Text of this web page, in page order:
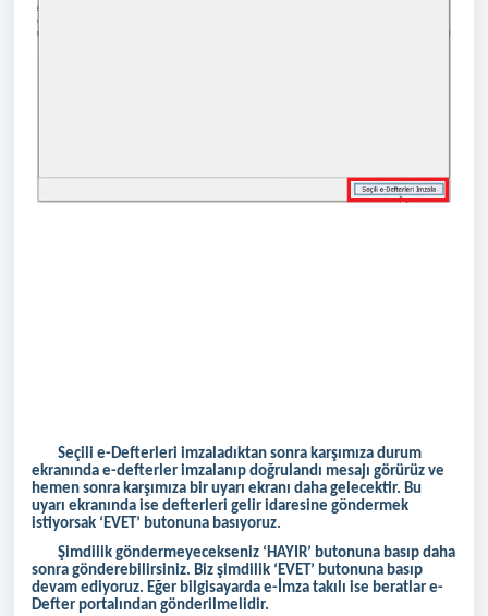
Seçili e-Defterleri imzaladıktan sonra karşımıza durum
ekranında e-defterler imzalanıp doğrulandı mesajı görürüz ve
hemen sonra karşımıza bir uyarı ekranı daha gelecektir. Bu
uyarı ekranında ise defterleri gelir idaresine göndermek
istiyorsak ‘EVET’ butonuna basıyoruz.
Şimdilik göndermeyecekseniz ‘HAYIR’ butonuna basıp daha
sonra gönderebilirsiniz. Biz şimdilik ‘EVET’ butonuna basıp
devam ediyoruz. Eğer bilgisayarda e-İmza takılı ise beratlar e-
Defter portalından gönderilmelidir.